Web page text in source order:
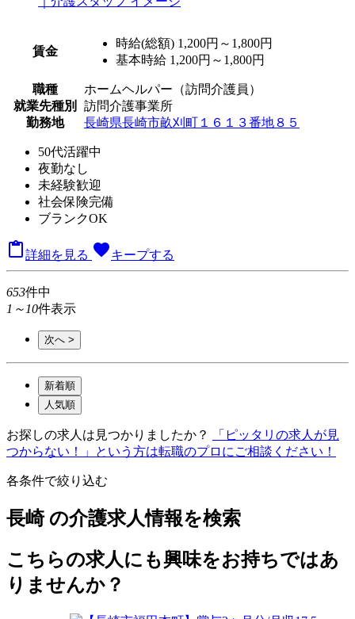
賃金
時給(総額) 1,200円～1,800円
基本時給 1,200円～1,800円
職種
ホームヘルパー（訪問介護員）
就業先種別
訪問介護事業所
勤務地
長崎県長崎市畝刈町１６１３番地８５
50代活躍中
夜勤なし
未経験歓迎
社会保険完備
ブランクOK
詳細を見る favoriteキープする
653件中
1～10件表示
次へ >
新着順
人気順
お探しの求人は見つかりましたか？
「ピッタリの求人が見
つからない！」という方は転職のプロにご相談ください！
各条件で絞り込む
長崎 の介護求人情報を検索
こちらの求人にも興味をお持ちではあ
りませんか？